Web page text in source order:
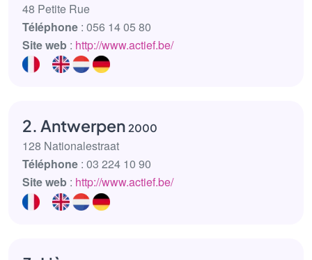
48 Petite Rue
Téléphone : 056 14 05 80
Site web : http://www.actief.be/
2. Antwerpen 2000
128 Nationalestraat
Téléphone : 03 224 10 90
Site web : http://www.actief.be/